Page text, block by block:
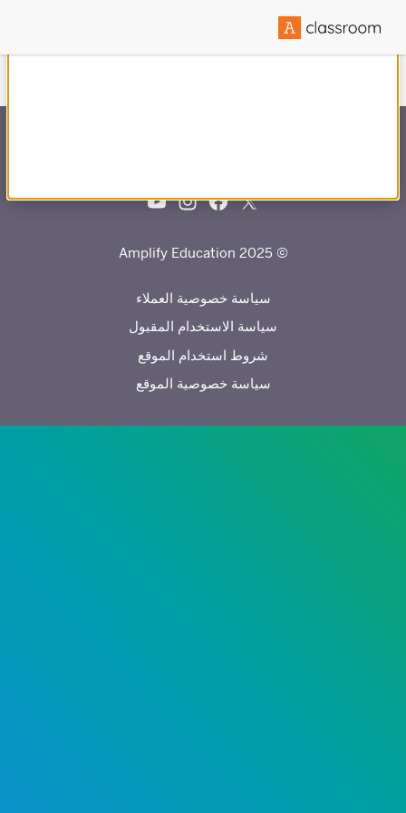
© 2025 Amplify Education
سياسة خصوصية العملاء
سياسة الاستخدام المقبول
شروط استخدام الموقع
سياسة خصوصية الموقع